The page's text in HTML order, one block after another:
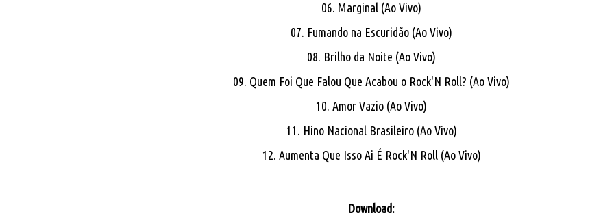
06. Marginal (Ao Vivo)
07. Fumando na Escuridão (Ao Vivo)
08. Brilho da Noite (Ao Vivo)
09. Quem Foi Que Falou Que Acabou o Rock'N Roll? (Ao Vivo)
10. Amor Vazio (Ao Vivo)
11. Hino Nacional Brasileiro (Ao Vivo)
12. Aumenta Que Isso Ai É Rock'N Roll (Ao Vivo)
Download: